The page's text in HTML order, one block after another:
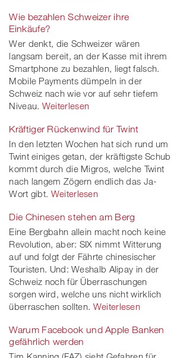
Wie bezahlen Schweizer ihre
Einkäufe?
Wer denkt, die Schweizer wären
langsam bereit, an der Kasse mit ihrem
Smartphone zu bezahlen, liegt falsch.
Mobile Payments dümpeln in der
Schweiz nach wie vor auf sehr tiefem
Niveau. Weiterlesen
Kräftiger Rückenwind für Twint
In den letzten Wochen hat sich rund um
Twint einiges getan, der kräftigste Schub
kommt durch die Migros, welche Twint
nach langem Zögern endlich das Ja-
Wort gibt. Weiterlesen
Die Chinesen stehen am Berg
Eine Bergbahn allein macht noch keine
Revolution, aber: SIX nimmt Witterung
auf und folgt der Fährte chinesischer
Touristen. Und: Weshalb Alipay in der
Schweiz noch für Überraschungen
sorgen wird, welche uns nicht wirklich
überraschen sollten. Weiterlesen
Warum Facebook und Apple Banken
gefährlich werden